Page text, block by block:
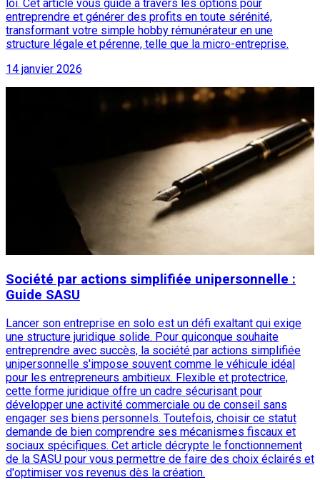
loi. Cet article vous guide à travers les options pour
entreprendre et générer des profits en toute sérénité,
transformant votre simple hobby rémunérateur en une
structure légale et pérenne, telle que la micro-entreprise.
14 janvier 2026
Société par actions simplifiée unipersonnelle :
Guide SASU
Lancer son entreprise en solo est un défi exaltant qui exige
une structure juridique solide. Pour quiconque souhaite
entreprendre avec succès, la société par actions simplifiée
unipersonnelle s'impose souvent comme le véhicule idéal
pour les entrepreneurs ambitieux. Flexible et protectrice,
cette forme juridique offre un cadre sécurisant pour
développer une activité commerciale ou de conseil sans
engager ses biens personnels. Toutefois, choisir ce statut
demande de bien comprendre ses mécanismes fiscaux et
sociaux spécifiques. Cet article décrypte le fonctionnement
de la SASU pour vous permettre de faire des choix éclairés et
d'optimiser vos revenus dès la création.